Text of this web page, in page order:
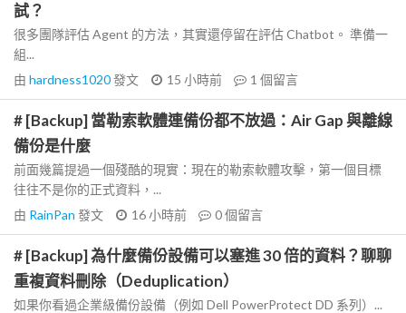
試？
很多團隊評估 Agent 的方法，其實還停留在評估 Chatbot。 準備一
組...
由 hardness1020發文 15 小時前 1 個留言
# [Backup] 當勒索軟體連備份都不放過：Air Gap 與離線
備份是什麼
前面幾篇提過一個殘酷的現實：現在的勒索軟體攻擊，第一個目標
往往不是你的正式資料，...
由 RainPan 發文 16 小時前 0個留言
# [Backup] 為什麼備份設備可以塞進 30 倍的資料？聊聊
重複資料刪除（Deduplication）
如果你看過企業級備份設備（例如 Dell PowerProtect DD 系列）...